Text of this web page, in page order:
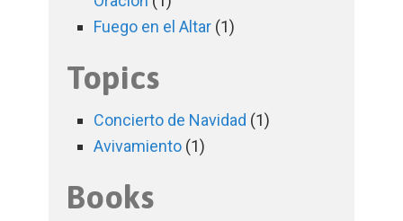
Fuego en el Altar (1)
Topics
Concierto de Navidad (1)
Avivamiento (1)
Books